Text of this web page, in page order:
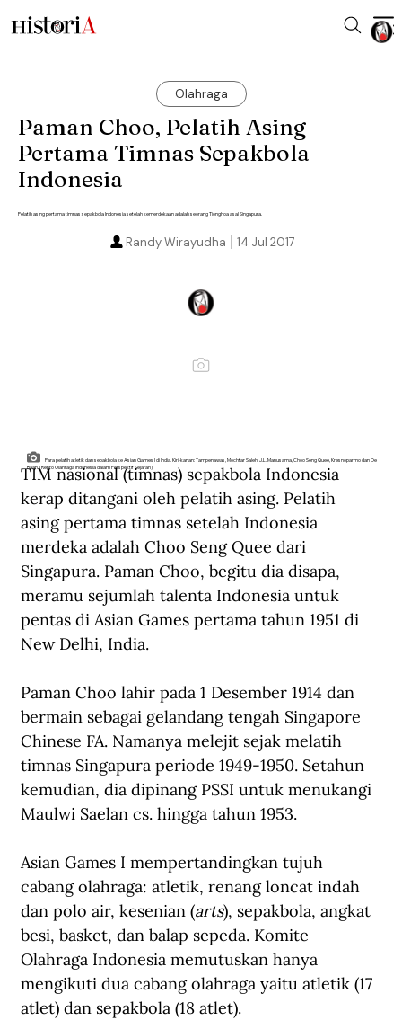
Olahraga
Paman Choo, Pelatih Asing
Pertama Timnas Sepakbola
Indonesia
Pelatih asing pertama timnas sepakbola Indonesia setelah kemerdekaan adalah seorang Tionghoa asal Singapura.
14 Jul 2017
Randy Wirayudha
Para pelatih atletik dan sepakbola ke Asian Games I di India. Kiri-kanan: Tampenawas, Mochtar Saleh, J.L. Manusama, Choo Seng Quee, Kresnoparmo dan De
Baan. (Repro Olahraga Indonesia dalam Perspektif Sejarah).
TIM nasional (timnas) sepakbola Indonesia
kerap ditangani oleh pelatih asing. Pelatih
asing pertama timnas setelah Indonesia
merdeka adalah Choo Seng Quee dari
Singapura. Paman Choo, begitu dia disapa,
meramu sejumlah talenta Indonesia untuk
pentas di Asian Games pertama tahun 1951 di
New Delhi, India.
Paman Choo lahir pada 1 Desember 1914 dan
bermain sebagai gelandang tengah Singapore
Chinese FA. Namanya melejit sejak melatih
timnas Singapura periode 1949-1950. Setahun
kemudian, dia dipinang PSSI untuk menukangi
Maulwi Saelan cs. hingga tahun 1953.
Asian Games I mempertandingkan tujuh
cabang olahraga: atletik, renang loncat indah
dan polo air, kesenian (arts), sepakbola, angkat
besi, basket, dan balap sepeda. Komite
Olahraga Indonesia memutuskan hanya
mengikuti dua cabang olahraga yaitu atletik (17
atlet) dan sepakbola (18 atlet).